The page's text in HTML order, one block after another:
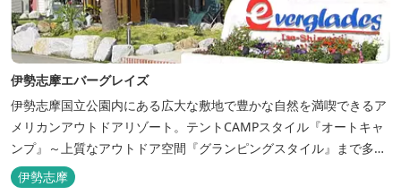
伊勢志摩エバーグレイズ
伊勢志摩国立公園内にある広大な敷地で豊かな自然を満喫できるア
メリカンアウトドアリゾート。テントCAMPスタイル『オートキャ
ンプ』～上質なアウトドア空間『グランピングスタイル』まで多彩
な宿泊スタイルを体験できます。 場内ではキッズイベント＆アクテ
ィビティーが人気！365日開催のアメリカンカルチャーを取り入れ
伊勢志摩